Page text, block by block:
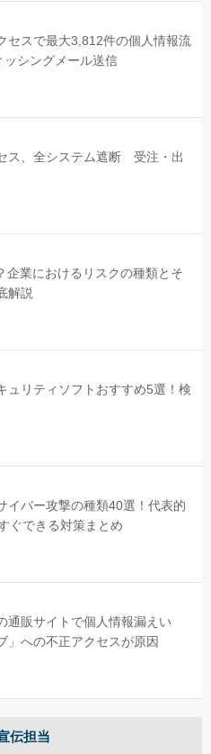
セスで最大3,812件の個人情報流
シングメール送信
ス、全システム遮断 受注・出
企業におけるリスクの種類とそ
解説
ュリティソフトおすすめ5選！検
イバー攻撃の種類40選！代表的
ぐできる対策まとめ
通販サイトで個人情報漏えい
」への不正アクセスが原因
伝担当